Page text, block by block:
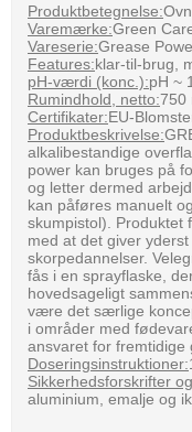
Produktbetegnelse:
Varemærke:Green
Vareserie:Grease
Features:klar-til-brug,
pH-værdi (konc.):pH ~
Rumindhold, netto:750
Certifikater:EU-
Produktbeskrivelse:
alkalibestandige
power kan bruges på
og letter dermed
kan påføres manuelt
skumpistol). Produktet
med at det giver
skorpedannelser.
fås i en sprayflaske,
hovedsageligt
være det særlige
i områder med
ansvaret for fremtidige
Doseringsinstruktioner:
Sikkerhedsforskrifter
aluminium, emalje og